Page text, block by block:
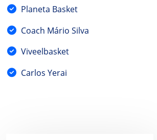
Planeta Basket
Coach Mário Silva
Viveelbasket
Carlos Yerai